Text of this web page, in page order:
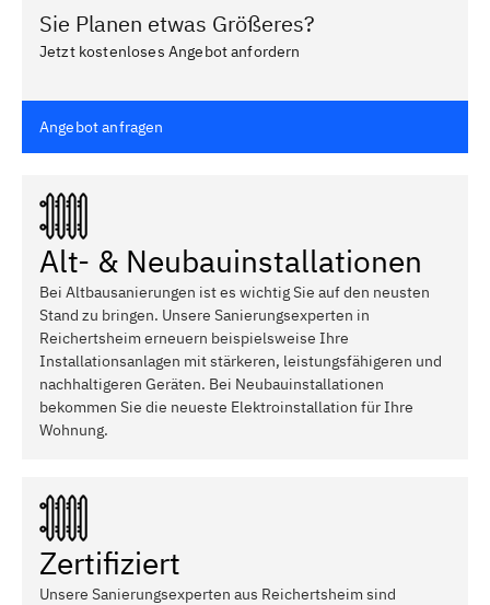
Sie Planen etwas Größeres?
Jetzt kostenloses Angebot anfordern
Angebot anfragen
Alt- & Neubauinstallationen
Bei Altbausanierungen ist es wichtig Sie auf den neusten
Stand zu bringen. Unsere Sanierungsexperten in
Reichertsheim erneuern beispielsweise Ihre
Installationsanlagen mit stärkeren, leistungsfähigeren und
nachhaltigeren Geräten. Bei Neubauinstallationen
bekommen Sie die neueste Elektroinstallation für Ihre
Wohnung.
Zertifiziert
Unsere Sanierungsexperten aus Reichertsheim sind